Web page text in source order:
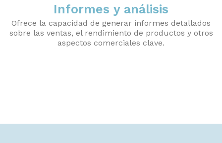
Informes y análisis
Ofrece la capacidad de generar informes detallados
sobre las ventas, el rendimiento de productos y otros
aspectos comerciales clave.